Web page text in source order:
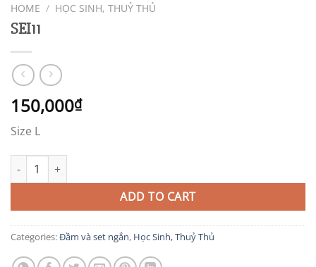
HOME / HỌC SINH, THUỶ THỦ
SEI11
150,000₫
Size L
SEI11 quantity
ADD TO CART
Categories:Đầm và set ngắn, Học Sinh, Thuỷ Thủ